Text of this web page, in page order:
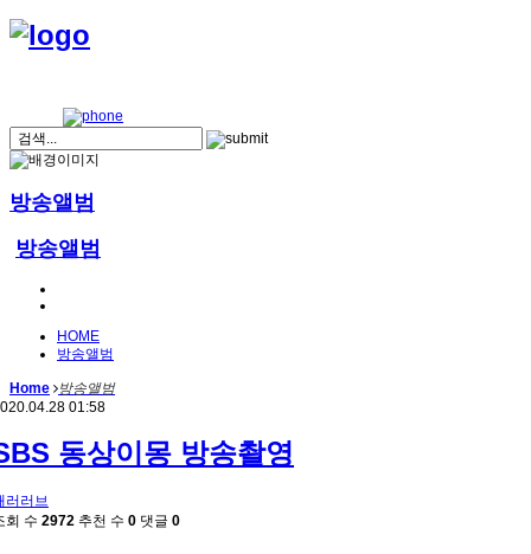
방송앨범
방송앨범
HOME
방송앨범
Home
방송앨범
01:58
동상이몽 방송촬영
러러브
회 수 2972 추천 수 0 댓글 0